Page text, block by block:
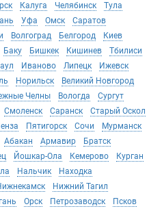
Калуга Челябинск
Тула
Уфа Омск
Саратов
Волгоград Белгород
Киев
Баку Бишкек Кишинев
Тбилиси
Иваново Липецк
Ижевск
Норильск
Великий Новгород
Челны Вологда
Сургут
Смоленск Саранск
Старый Оскол
Пятигорск Сочи
Мурманск
Абакан Армавир
Братск
Йошкар-Ола Кемерово
Курган
Нальчик
Находка
Нижний Тагил
Орск Петрозаводск
Псков